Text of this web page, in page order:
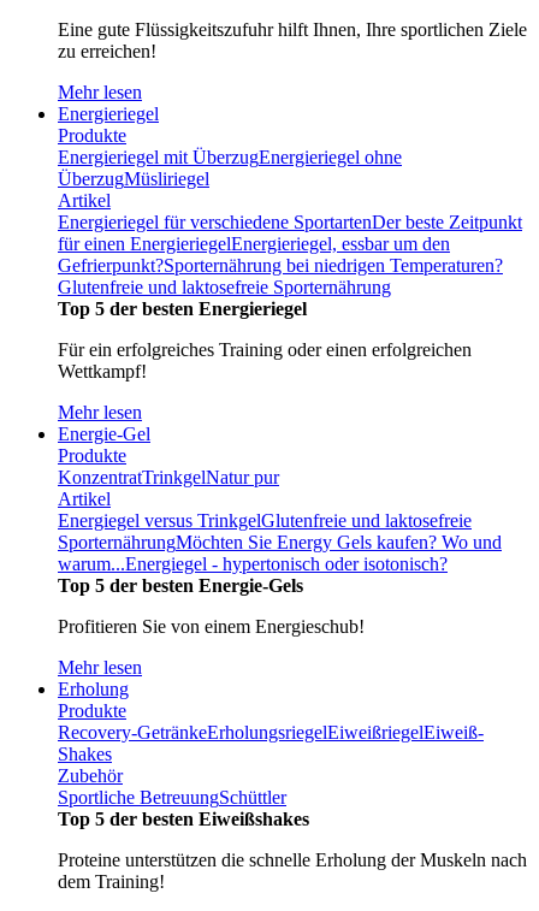
Eine gute Flüssigkeitszufuhr hilft Ihnen, Ihre sportlichen Ziele
zu erreichen!
Mehr lesen
Energieriegel
Produkte
Energieriegel mit ÜberzugEnergieriegel ohne
ÜberzugMüsliriegel
Artikel
Energieriegel für verschiedene SportartenDer beste Zeitpunkt
für einen EnergieriegelEnergieriegel, essbar um den
Gefrierpunkt?Sporternährung bei niedrigen Temperaturen?
Glutenfreie und laktosefreie Sporternährung
Top 5 der besten Energieriegel
Für ein erfolgreiches Training oder einen erfolgreichen
Wettkampf!
Mehr lesen
Energie-Gel
Produkte
KonzentratTrinkgelNatur pur
Artikel
Energiegel versus TrinkgelGlutenfreie und laktosefreie
SporternährungMöchten Sie Energy Gels kaufen? Wo und
warum...Energiegel - hypertonisch oder isotonisch?
Top 5 der besten Energie-Gels
Profitieren Sie von einem Energieschub!
Mehr lesen
Erholung
Produkte
Recovery-GetränkeErholungsriegelEiweißriegelEiweiß-
Shakes
Zubehör
Sportliche BetreuungSchüttler
Top 5 der besten Eiweißshakes
Proteine unterstützen die schnelle Erholung der Muskeln nach
dem Training!